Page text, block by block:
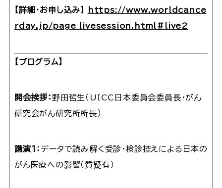
【詳細・お申し込み】
https://www.worldcance
rday.jp/page_livesession.html#live2
【 ブログラム】
開会挨拶：野田哲生（UICC日本委員会委員長・がん
研究会がん研究所所長）
講演１： データで読み解く受診・検診控えによる日本の
がん医療への影響（質疑有）